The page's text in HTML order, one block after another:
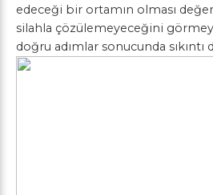
edeceği bir ortamın olması
silahla çözülemeyeceğini
doğru adımlar sonucunda sıkıntı